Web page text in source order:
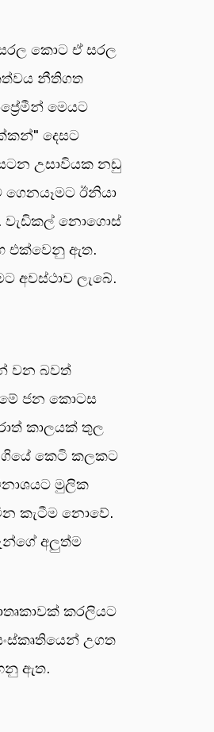
කොට ඒ සරල
නීතිගත
මෙයට
දෙසට
උසාවියක නඩු
ඊනියා
වැඩිකල් නොගොස්
එක්වෙනු ඇත.
අවස්ථාව ලැබේ.
වන බවත්
මේ ජන කොටස
කාලයක් තුල
ගියේ කෙටි කලකට
මුලික
කැටීම නොවේ.
අලුත්ම
කරලියට
උගත
ඇත.